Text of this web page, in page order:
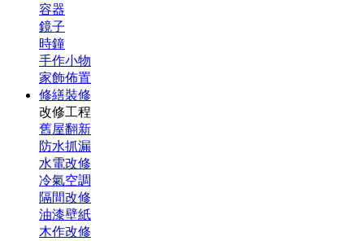
容器
鏡子
時鐘
手作小物
家飾佈置
修繕裝修
改修工程
舊屋翻新
防水抓漏
水電改修
冷氣空調
隔間改修
油漆壁紙
木作改修